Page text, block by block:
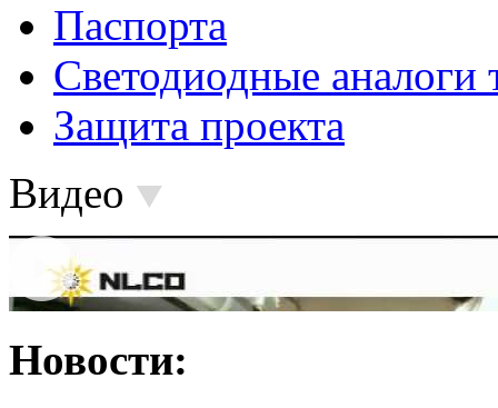
Паспорта
Светодиодные аналоги
Защита проекта
Видео
Новости: